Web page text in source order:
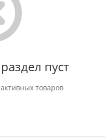
пуст
товаров